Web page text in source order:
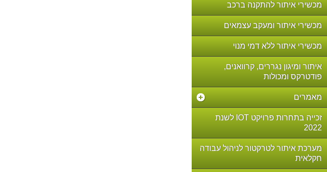
מכשירי איתור להתקנה ברכב
מכשירי איתור ומעקב עצמאים
מכשירי איתור ללא דמי מנוי
איתור ומיגון נגררים, קרוואנים,
פודטרקס ומכולות
מאמרים
זכייה בתחרות פרויקט IOT לשנת
2022
מערכת איתור לטרקטור לניהול עבודה
חקלאית